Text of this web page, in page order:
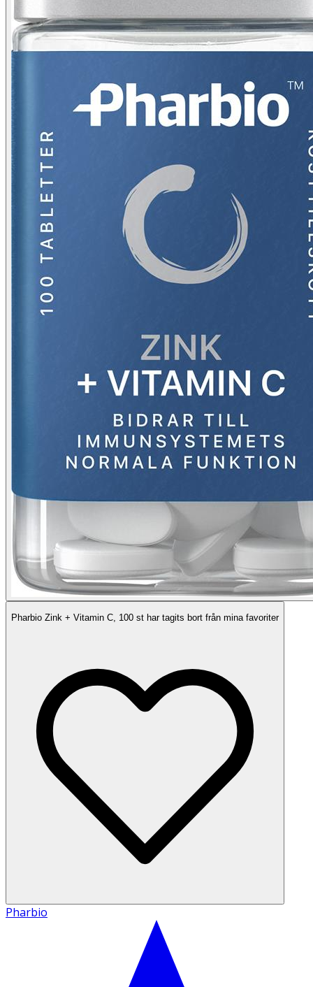
Pharbio Zink + Vitamin C, 100 st har tagits bort från mina favoriter
Pharbio